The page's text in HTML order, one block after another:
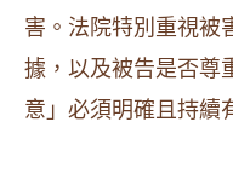
害。法院特別重視被
據，以及被告是否尊
意」必須明確且持續